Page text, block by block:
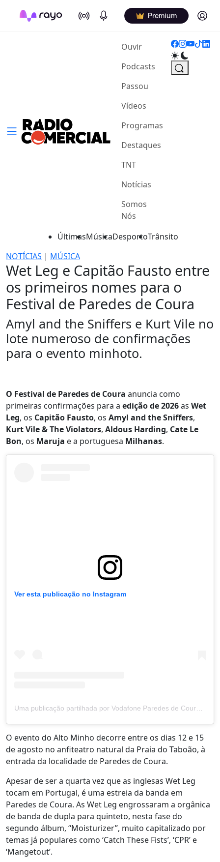
On Air Podcasts Premium Log in
Ouvir(current)
Podcasts
Passou
Vídeos
Programas
Destaques
TNT
Notícias
Somos
Nós
ÚltimasMúsicaDesportoTrânsito
NOTÍCIAS | MÚSICA
Wet Leg e Capitão Fausto entre
os primeiros nomes para o
Festival de Paredes de Coura
Amyl and the Sniffers e Kurt Vile no
lote numeroso de confirmações
para o evento minhoto.
O Festival de Paredes de Coura anuncia como
primeiras confirmações para a edição de 2026as Wet
Leg, os Capitão Fausto, os Amyl and the Sniffers,
Kurt Vile & The Violators, Aldous Harding, Cate Le
Bon, os Maruja e a portuguesa Milhanas.
Ver esta publicação no Instagram
O evento do Alto Minho decorre entre os dias 12 e 15
de agosto no anfiteatro natural da Praia do Taboão, à
entrada da localidade de Paredes de Coura.
Apesar de ser a quarta vez que as inglesas Wet Leg
tocam em Portugal, é uma estreia da banda em
Paredes de Coura. As Wet Leg engrossaram a orgânica
de banda de dupla para quinteto, nesta fase do
segundo álbum, “Moisturizer”, muito capitalizado por
temas já populares como ‘Catch These Fists’, ‘CPR’ e
‘Mangetout’.